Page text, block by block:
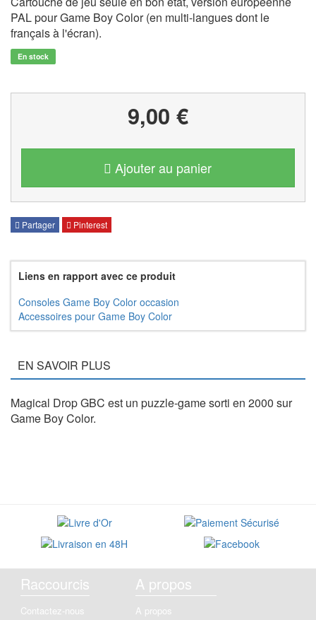
PAL pour Game Boy Color (en multi-langues dont le
français à l'écran).
En stock
9,00 €
Ajouter au panier
Partager Pinterest
Liens en rapport avec ce produit
Consoles Game Boy Color occasion
Accessoires pour Game Boy Color
EN SAVOIR PLUS
Magical Drop GBC est un puzzle-game sorti en 2000 sur
Game Boy Color.
Raccourcis
Contactez-nous
A propos
A propos